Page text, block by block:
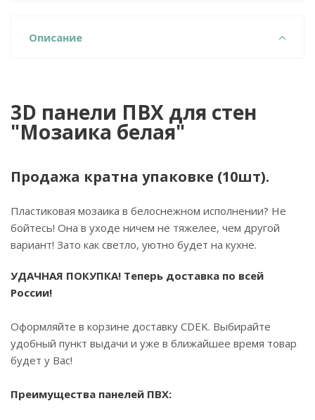
Описание
3D панели ПВХ для стен
"Мозаика белая"
Продажа кратна упаковке (10шт).
Пластиковая мозаика в белоснежном исполнении? Не
бойтесь! Она в уходе ничем не тяжелее, чем другой
вариант! Зато как светло, уютно будет на кухне.
УДАЧНАЯ ПОКУПКА! Теперь доставка по всей
России!
Оформляйте в корзине доставку CDEK. Выбирайте
удобный пункт выдачи и уже в ближайшее время товар
будет у Вас!
Преимущества панелей ПВХ: